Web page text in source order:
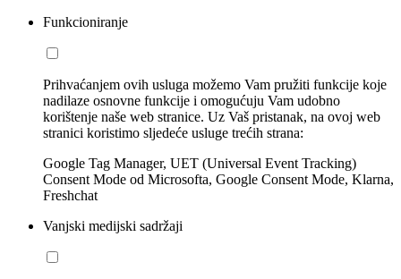
Funkcioniranje
Prihvaćanjem ovih usluga možemo Vam pružiti funkcije koje
nadilaze osnovne funkcije i omogućuju Vam udobno
korištenje naše web stranice. Uz Vaš pristanak, na ovoj web
stranici koristimo sljedeće usluge trećih strana:
Google Tag Manager, UET (Universal Event Tracking)
Consent Mode od Microsofta, Google Consent Mode, Klarna,
Freshchat
Vanjski medijski sadržaji